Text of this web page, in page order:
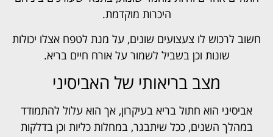
היכרות מוקדמת.
חשוב לרכוש לו צעצועים שונים, על מנת לטפח אצלו יכולות
שונות וכן בשביל לשמור על אורח חיים בריא.
מצב בריאותי של האביסיני
אביסיני הוא חתול בריא בעיקרון, אך הוא עלול להתמודד
במהלך השנים, ככל שיתבגר, במחלות כליות וכן בדלקות